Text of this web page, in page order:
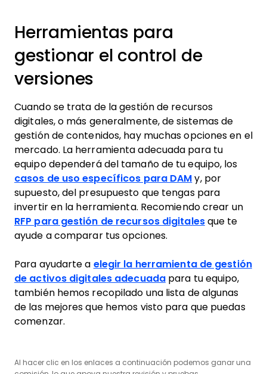
Herramientas para
gestionar el control de
versiones
Cuando se trata de la gestión de recursos
digitales, o más generalmente, de sistemas de
gestión de contenidos, hay muchas opciones en el
mercado. La herramienta adecuada para tu
equipo dependerá del tamaño de tu equipo, los
casos de uso específicos para DAM y, por
supuesto, del presupuesto que tengas para
invertir en la herramienta. Recomiendo crear un
RFP para gestión de recursos digitalesque te
ayude a comparar tus opciones.
Para ayudarte a elegir la herramienta de gestión
de activos digitales adecuadapara tu equipo,
también hemos recopilado una lista de algunas
de las mejores que hemos visto para que puedas
comenzar.
Al hacer clic en los enlaces a continuación podemos ganar una